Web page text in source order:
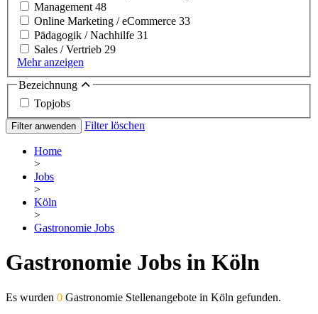
Management 48
Online Marketing / eCommerce 33
Pädagogik / Nachhilfe 31
Sales / Vertrieb 29
Mehr anzeigen
Bezeichnung
Topjobs
Filter anwenden Filter löschen
Home
>
Jobs
>
Köln
>
Gastronomie Jobs
Gastronomie Jobs in Köln
Es wurden 0 Gastronomie Stellenangebote in Köln gefunden.